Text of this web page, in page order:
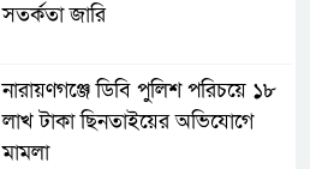
সতর্কতা জা‌রি
নারায়ণগঞ্জে ডিবি পুলিশ পরিচয়ে ১৮
লাখ টাকা ছিনতাইয়ের অভিযোগে
মামলা